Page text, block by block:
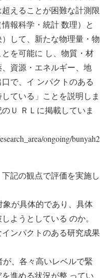
えることが困難な計測限
報科学・統計 数理）と
して、新たな物理量・物
を可能に し、物質・材
資源・エネルギー、地
で、イ ンパクトのある
ている」ことを説明しま
Ｕ ＲＬに掲載していま
ongoing/bunyah2
記の観点で評価を実施し
が具体的であり、具体
ようとしている のか。
ンパクトのある研究成果
、各々高いレベルで緊
進める状況が整 ってい